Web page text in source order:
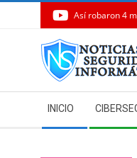
Así robaron 4
Navigation
Menu
INICIO